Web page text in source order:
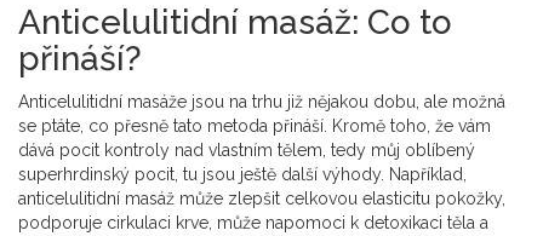
Anticelulitidní masáž: Co to
přináší?
Anticelulitidní masáže jsou na trhu již nějakou dobu, ale možná
se ptáte, co přesně tato metoda přináší. Kromě toho, že vám
dává pocit kontroly nad vlastním tělem, tedy můj oblíbený
superhrdinský pocit, tu jsou ještě další výhody. Například,
anticelulitidní masáž může zlepšit celkovou elasticitu pokožky,
podporuje cirkulaci krve, může napomoci k detoxikaci těla a